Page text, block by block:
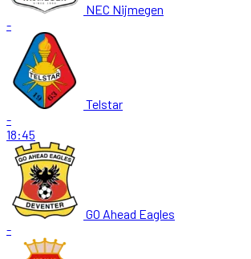
NEC Nijmegen
-
Telstar
-
18:45
GO Ahead Eagles
-